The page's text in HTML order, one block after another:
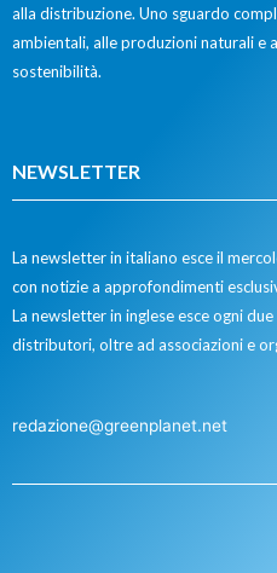
alla distribuzione. Uno sguardo
ambientali, alle produzioni naturali e
sostenibilità.
NEWSLETTER
La newsletter in italiano esce il
con notizie a approfondimenti
La newsletter in inglese esce ogni
distributori, oltre ad associazioni e
redazione@greenplanet.net